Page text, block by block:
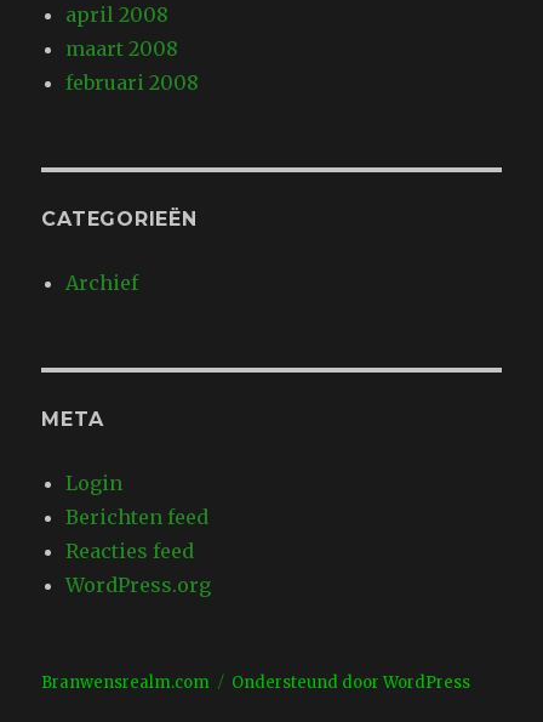
april 2008
maart 2008
februari 2008
CATEGORIEËN
Archief
META
Login
Berichten feed
Reacties feed
WordPress.org
Branwensrealm.com Ondersteund door WordPress